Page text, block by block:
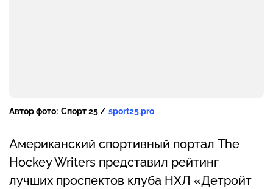
Автор фото: Спорт 25 / sport25.pro
Американский спортивный портал The
Hockey Writers представил рейтинг
лучших проспектов клуба НХЛ «Детройт